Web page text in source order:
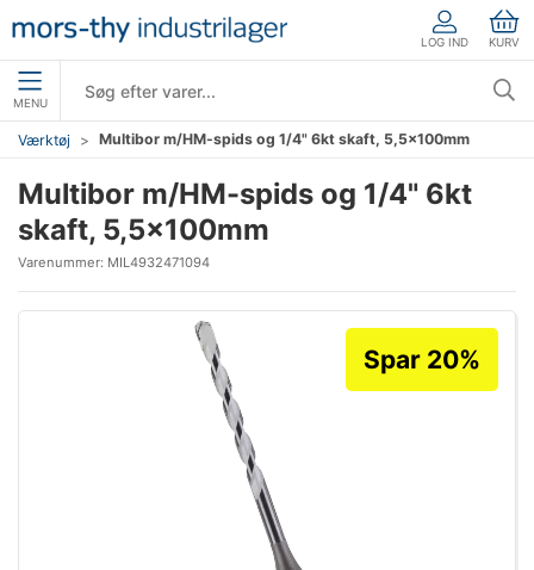
LOG IND KURV
MENU
Værktøj Multibor m/HM-spids og 1/4" 6kt skaft, 5,5×100mm
Multibor m/HM-spids og 1/4" 6kt
skaft, 5,5×100mm
Varenummer: MIL4932471094
Spar 20%